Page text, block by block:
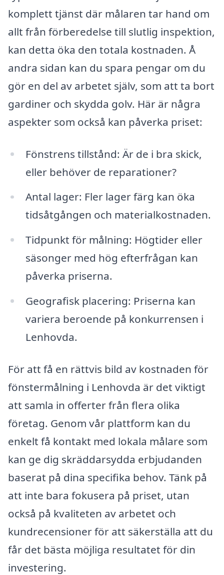
komplett tjänst där målaren tar hand om
allt från förberedelse till slutlig inspektion,
kan detta öka den totala kostnaden. Å
andra sidan kan du spara pengar om du
gör en del av arbetet själv, som att ta bort
gardiner och skydda golv. Här är några
aspekter som också kan påverka priset:
Fönstrens tillstånd: Är de i bra skick,
eller behöver de reparationer?
Antal lager: Fler lager färg kan öka
tidsåtgången och materialkostnaden.
Tidpunkt för målning: Högtider eller
säsonger med hög efterfrågan kan
påverka priserna.
Geografisk placering: Priserna kan
variera beroende på konkurrensen i
Lenhovda.
För att få en rättvis bild av kostnaden för
fönstermålning i Lenhovda är det viktigt
att samla in offerter från flera olika
företag. Genom vår plattform kan du
enkelt få kontakt med lokala målare som
kan ge dig skräddarsydda erbjudanden
baserat på dina specifika behov. Tänk på
att inte bara fokusera på priset, utan
också på kvaliteten av arbetet och
kundrecensioner för att säkerställa att du
får det bästa möjliga resultatet för din
investering.